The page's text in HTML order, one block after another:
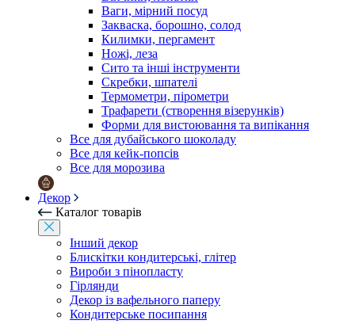
Ваги, мірний посуд
Закваска, борошно, солод
Килимки, пергамент
Ножі, леза
Сито та інші інструменти
Скребки, шпателі
Термометри, пірометри
Трафарети (створення візерунків)
Форми для вистоювання та випікання
Все для дубайського шоколаду
Все для кейк-попсів
Все для морозива
Декор
Каталог товарів
Інший декор
Блискітки кондитерські, глітер
Вироби з пінопласту
Гірлянди
Декор із вафельного паперу
Кондитерське посипання